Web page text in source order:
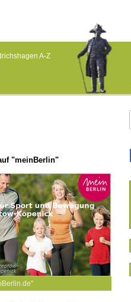
A-Z
"meinBerlin"